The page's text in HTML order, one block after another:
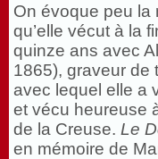
On évoque peu la
qu’elle vécut à la
quinze ans avec
1865), graveur de
avec lequel elle a
et vécu heureuse
de la Creuse. Le
en mémoire de